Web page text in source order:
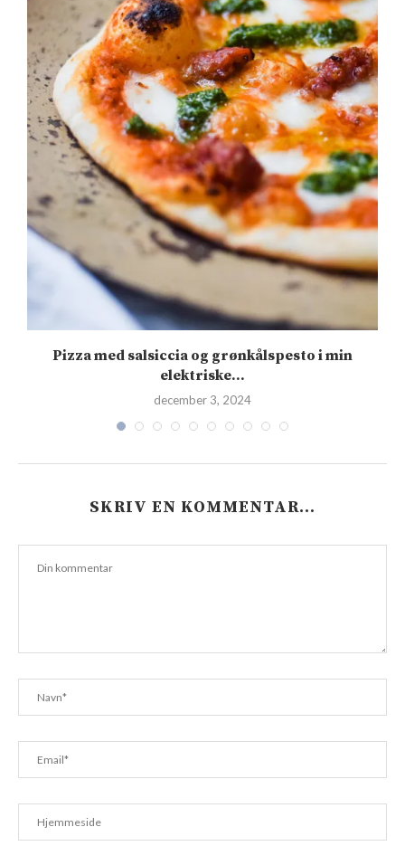
Pizza med salsiccia og grønkålspesto i min
elektriske...
december 3, 2024
SKRIV EN KOMMENTAR…